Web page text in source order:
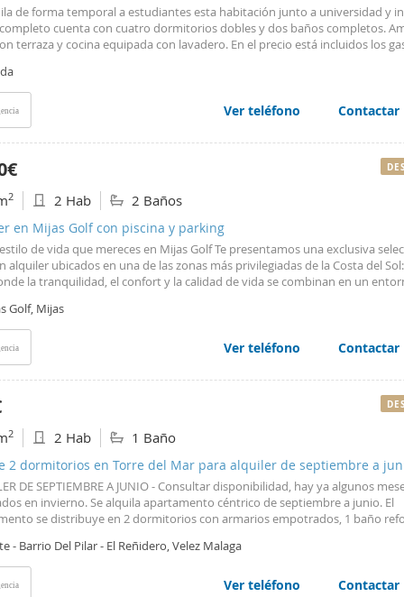
de forma temporal a estudiantes esta habitación junto a universidad y
cuenta con cuatro dormitorios dobles y dos baños completos.
terraza y cocina equipada con lavadero. En el precio está incluidos los
Ver teléfono Contactar
2 2 Hab 2 Baños
en Mijas Golf con piscina y parking
de vida que mereces en Mijas Golf Te presentamos una exclusiva
alquiler ubicados en una de las zonas más privilegiadas de la Costa del
la tranquilidad, el confort y la calidad de vida se combinan en un
amplitud, luz natural y una distribución funcional. Los precios oscilan entre
mes. Todas las viviendas cuentan con terraza privada, un espacio ideal
mediterráneo y del entorno natural. La urbanización ofrece completas
que elevan la calidad de vida: piscina, gimnasio y restaurante,
y servicios sin necesidad de desplazarse. Ubicadas en Mijas Golf, una
que destaca por su entorno tranquilo y su cercanía a campos de golf,
oferta gastronómica. Además, dispone de excelente conexión por
británico en las inmediaciones, lo que la convierte en una opción ideal tanto
como para profesionales internacionales. Se admiten mascotas, facilitando
pueda disfrutar del hogar desde el primer momento. Existe la
plaza de parking por 50 al mes, aportando un extra de comodidad y
Golf, Mijas
Ver teléfono Contactar
2 2 Hab 1 Baño
2 dormitorios en Torre del Mar para alquiler de septiembre a
DE SEPTIEMBRE A JUNIO - Consultar disponibilidad, hay ya algunos
en invierno. Se alquila apartamento céntrico de septiembre a junio. El
se distribuye en 2 dormitorios con armarios empotrados, 1 baño
250 metros de la playa, rodeado de todo tipo de servicios, tales como
y tiendas. El centro comercial, el campo de golf y el parque acuático
en coche. Se requiere un mes de fianza y justificación de ingresos. #ref:141
- Barrio Del Pilar - El Reñidero, Velez Malaga
Ver teléfono Contactar